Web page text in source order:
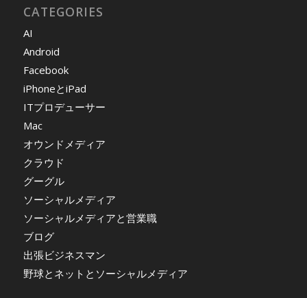
CATEGORIES
AI
Android
Facebook
iPhoneとiPad
ITプロデューサー
Mac
オウンドメディア
クラウド
グーグル
ソーシャルメディア
ソーシャルメディアと営業職
ブログ
出張ビジネスマン
野球とネットとソーシャルメディア